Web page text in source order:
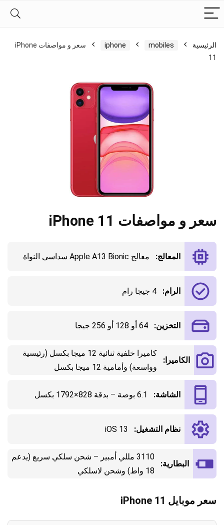
الرئيسية mobiles
iphone
سعر و مواصفات iPhone
11
سعر و مواصفات iPhone 11
المعالج: معالج Apple A13 Bionic سداسي النواة
الرام: 4 جيجا رام
التخزين: 64 أو 128 أو 256 جيجا
الكاميرا:
كاميرا خلفية ثنائية 12 ميجا بكسل (رئيسية
وواسعة) وأمامية 12 ميجا بكسل
الشاشة: 6.1 بوصة – بدقة 828×1792 بكسل
نظام التشغيل: iOS 13
البطارية:
3110 مللي أمبير – شحن سلكي سريع (يدعم
18 واط) وشحن لاسلكي
سعر موبايل iPhone 11